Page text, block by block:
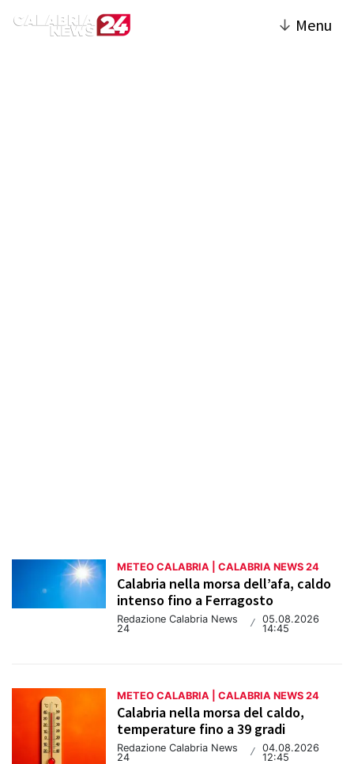
↓ Menu
METEO CALABRIA | CALABRIA NEWS 24
Calabria nella morsa dell’afa, caldo
intenso fino a Ferragosto
Redazione Calabria News
24
/ 05.08.2026
14:45
METEO CALABRIA | CALABRIA NEWS 24
Calabria nella morsa del caldo,
temperature fino a 39 gradi
Redazione Calabria News
24
/ 04.08.2026
12:45